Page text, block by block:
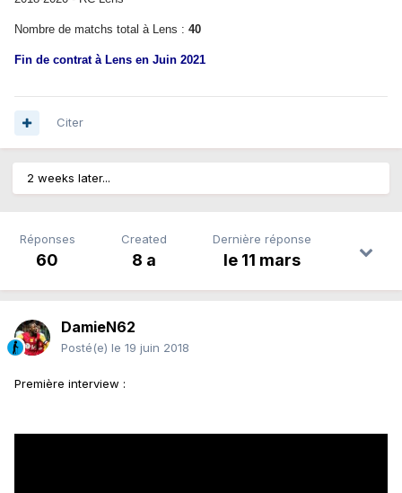
Nombre de matchs total à Lens : 40
Fin de contrat à Lens en Juin 2021
Citer
2 weeks later...
Réponses
60
Created
8 a
Dernière réponse
le 11 mars
DamieN62
Posté(e) le 19 juin 2018
Première interview :